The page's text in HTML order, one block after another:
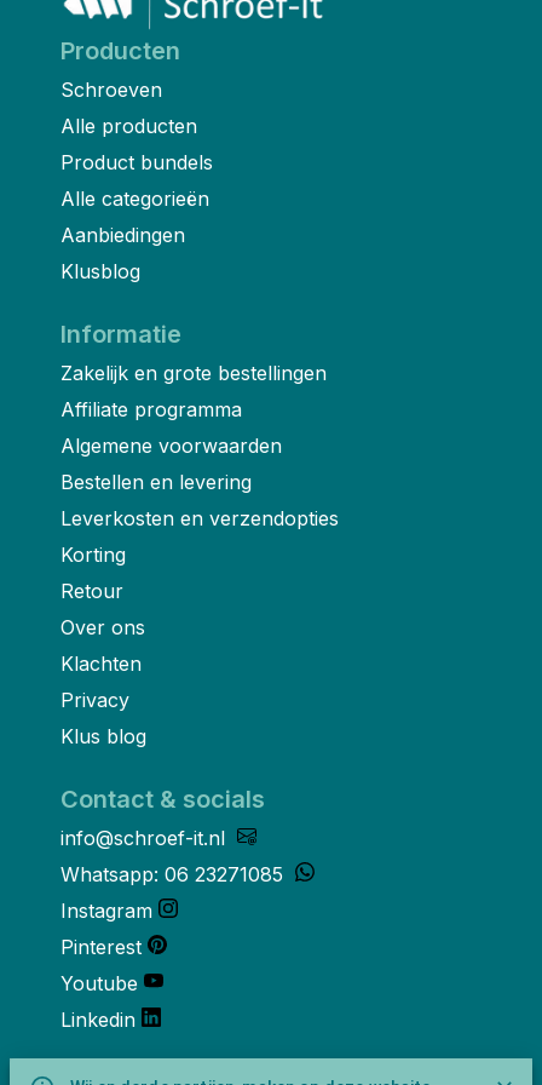
Producten
Schroeven
Alle producten
Product bundels
Alle categorieën
Aanbiedingen
Klusblog
Informatie
Zakelijk en grote bestellingen
Affiliate programma
Algemene voorwaarden
Bestellen en levering
Leverkosten en verzendopties
Korting
Retour
Over ons
Klachten
Privacy
Klus blog
Contact & socials
info@schroef-it.nl
Whatsapp: 06 23271085
Instagram
Pinterest
Youtube
Linkedin